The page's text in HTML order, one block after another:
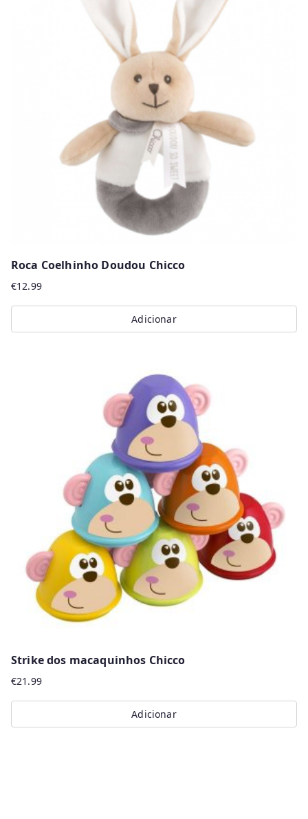
Roca Coelhinho Doudou Chicco
€12.99
Adicionar
Strike dos macaquinhos Chicco
€21.99
Adicionar